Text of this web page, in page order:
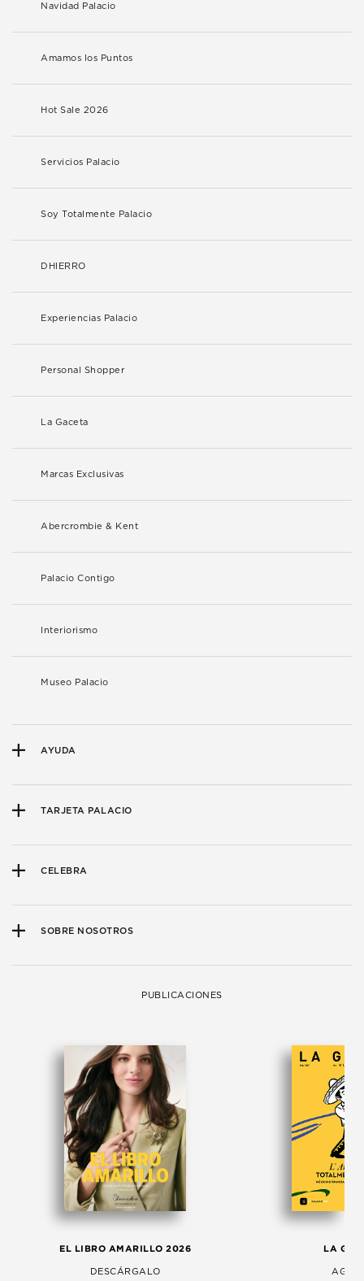
Navidad Palacio
Amamos los Puntos
Hot Sale 2026
Servicios Palacio
Soy Totalmente Palacio
DHIERRO
Experiencias Palacio
Personal Shopper
La Gaceta
Marcas Exclusivas
Abercrombie & Kent
Palacio Contigo
Interiorismo
Museo Palacio
AYUDA
TARJETA PALACIO
CELEBRA
SOBRE NOSOTROS
PUBLICACIONES
EL LIBRO AMARILLO 2026
DESCÁRGALO
LA